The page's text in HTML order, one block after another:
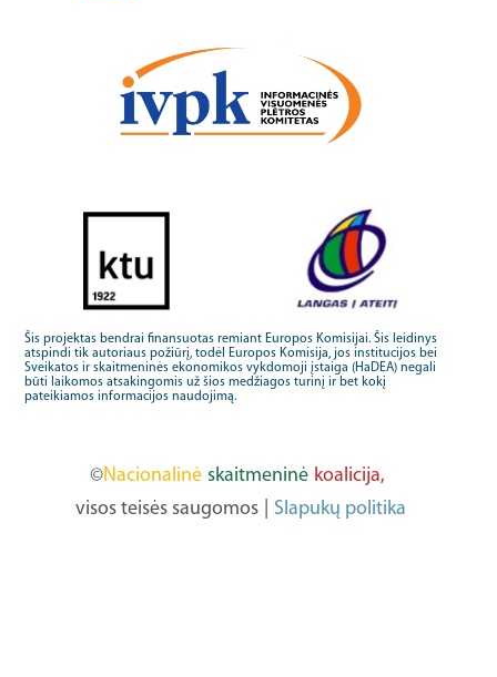
Šis projektas bendrai finansuotas remiant Europos Komisijai. Šis leidinys
atspindi tik autoriaus požiūrį, todėl Europos Komisija, jos institucijos bei
Sveikatos ir skaitmeninės ekonomikos vykdomoji įstaiga (HaDEA) negali
būti laikomos atsakingomis už šios medžiagos turinį ir bet kokį
pateikiamos informacijos naudojimą.
©Nacionalinė skaitmeninė koalicija,
visos teisės saugomos
Slapukų politika